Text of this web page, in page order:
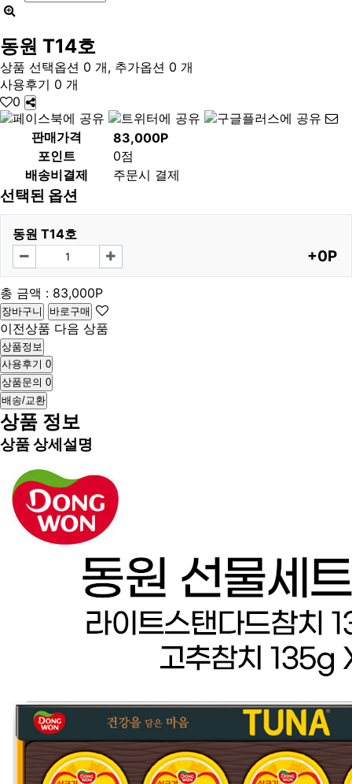
동원 T14호
상품 선택옵션 0 개, 추가옵션 0 개
사용후기 0 개
0
판매가격
83,000P
포인트
0점
배송비결제
주문시 결제
선택된 옵션
동원 T14호
+0P
총 금액 : 83,000P
장바구니 바로구매
이전상품 다음 상품
상품정보
사용후기 0
상품문의 0
배송/교환
상품 정보
상품 상세설명